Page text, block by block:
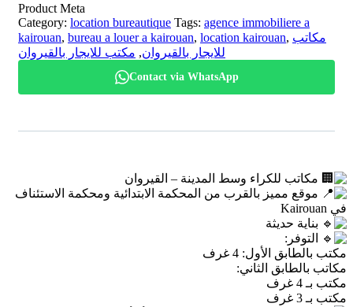
Product Meta
Category: location bureautique Tags: agence immobiliere a
kairouan, bureau a louer a kairouan, location kairouan, مكاتب
للايجار بالقيروان, مكتب للايجار بالقيروان
Contact via WhatsApp
مكاتب للكراء وسط المدينة – القيروان
موقع مميز بالقرب من المحكمة الابتدائية ومحكمة الاستئناف
في Kairouan
بناية حديثة
التوفر:
مكتب بالطابق الأول: 4 غرف
مكاتب بالطابق الثاني:
مكتب بـ 4 غرف
مكتب بـ 3 غرف